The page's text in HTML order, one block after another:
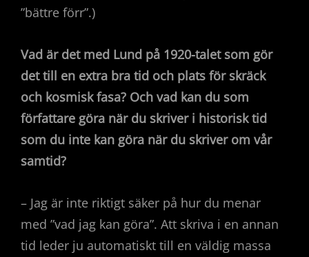
”bättre förr”.)
Vad är det med Lund på 1920-talet som gör
det till en extra bra tid och plats för skräck
och kosmisk fasa? Och vad kan du som
författare göra när du skriver i historisk tid
som du inte kan göra när du skriver om vår
samtid?
– Jag är inte riktigt säker på hur du menar
med ”vad jag kan göra”. Att skriva i en annan
tid leder ju automatiskt till en väldig massa